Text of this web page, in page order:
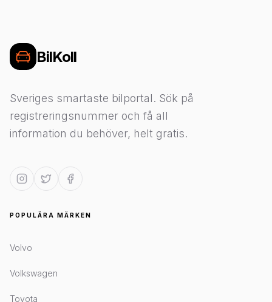
BilKoll
Sveriges smartaste bilportal. Sök på
registreringsnummer och få all
information du behöver, helt gratis.
POPULÄRA MÄRKEN
Volvo
Volkswagen
Toyota